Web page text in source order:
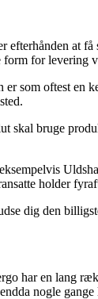
at
form for
som oftest en
bruge
holder
dig den
har en lang
nogle